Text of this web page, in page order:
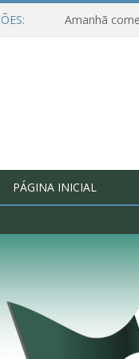
PÁGINA INICIAL